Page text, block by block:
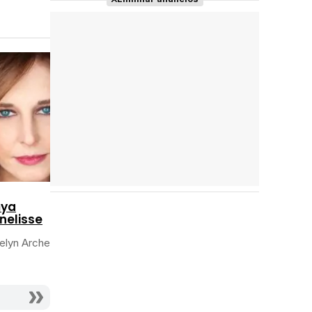
Archer